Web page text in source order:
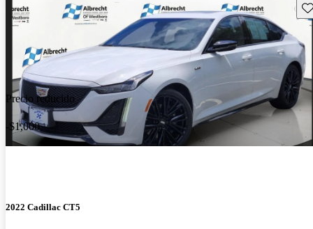
Precio reducido
-$1,000
2022 Cadillac CT5